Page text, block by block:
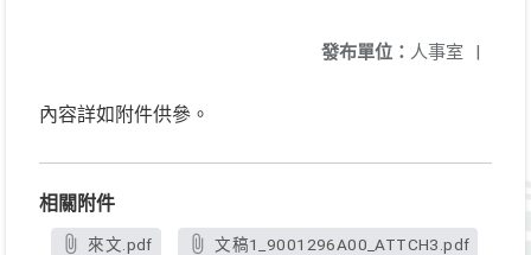
發布單位： 人事室 |
內容詳如附件供參。
相關附件
來文.pdf 文稿1_9001296A00_ATTCH3.pdf